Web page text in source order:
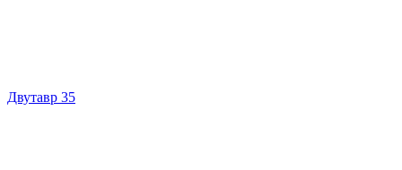
Двутавр 35